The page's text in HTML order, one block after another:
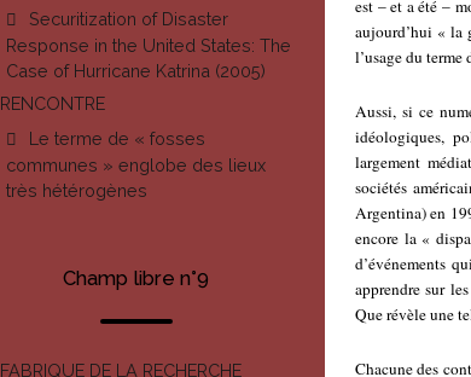
Securitization of Disaster
Response in the United States: The
Case of Hurricane Katrina (2005)
RENCONTRE
Le terme de « fosses
communes » englobe des lieux
très hétérogènes
Champ libre n°9
FABRIQUE DE LA RECHERCHE
est – et a été –
aujourd’hui « la
l’usage du terme
Aussi, si ce
idéologiques,
largement
sociétés
Argentina) en
encore la «
d’événements
apprendre sur
Que révèle une
Chacune des